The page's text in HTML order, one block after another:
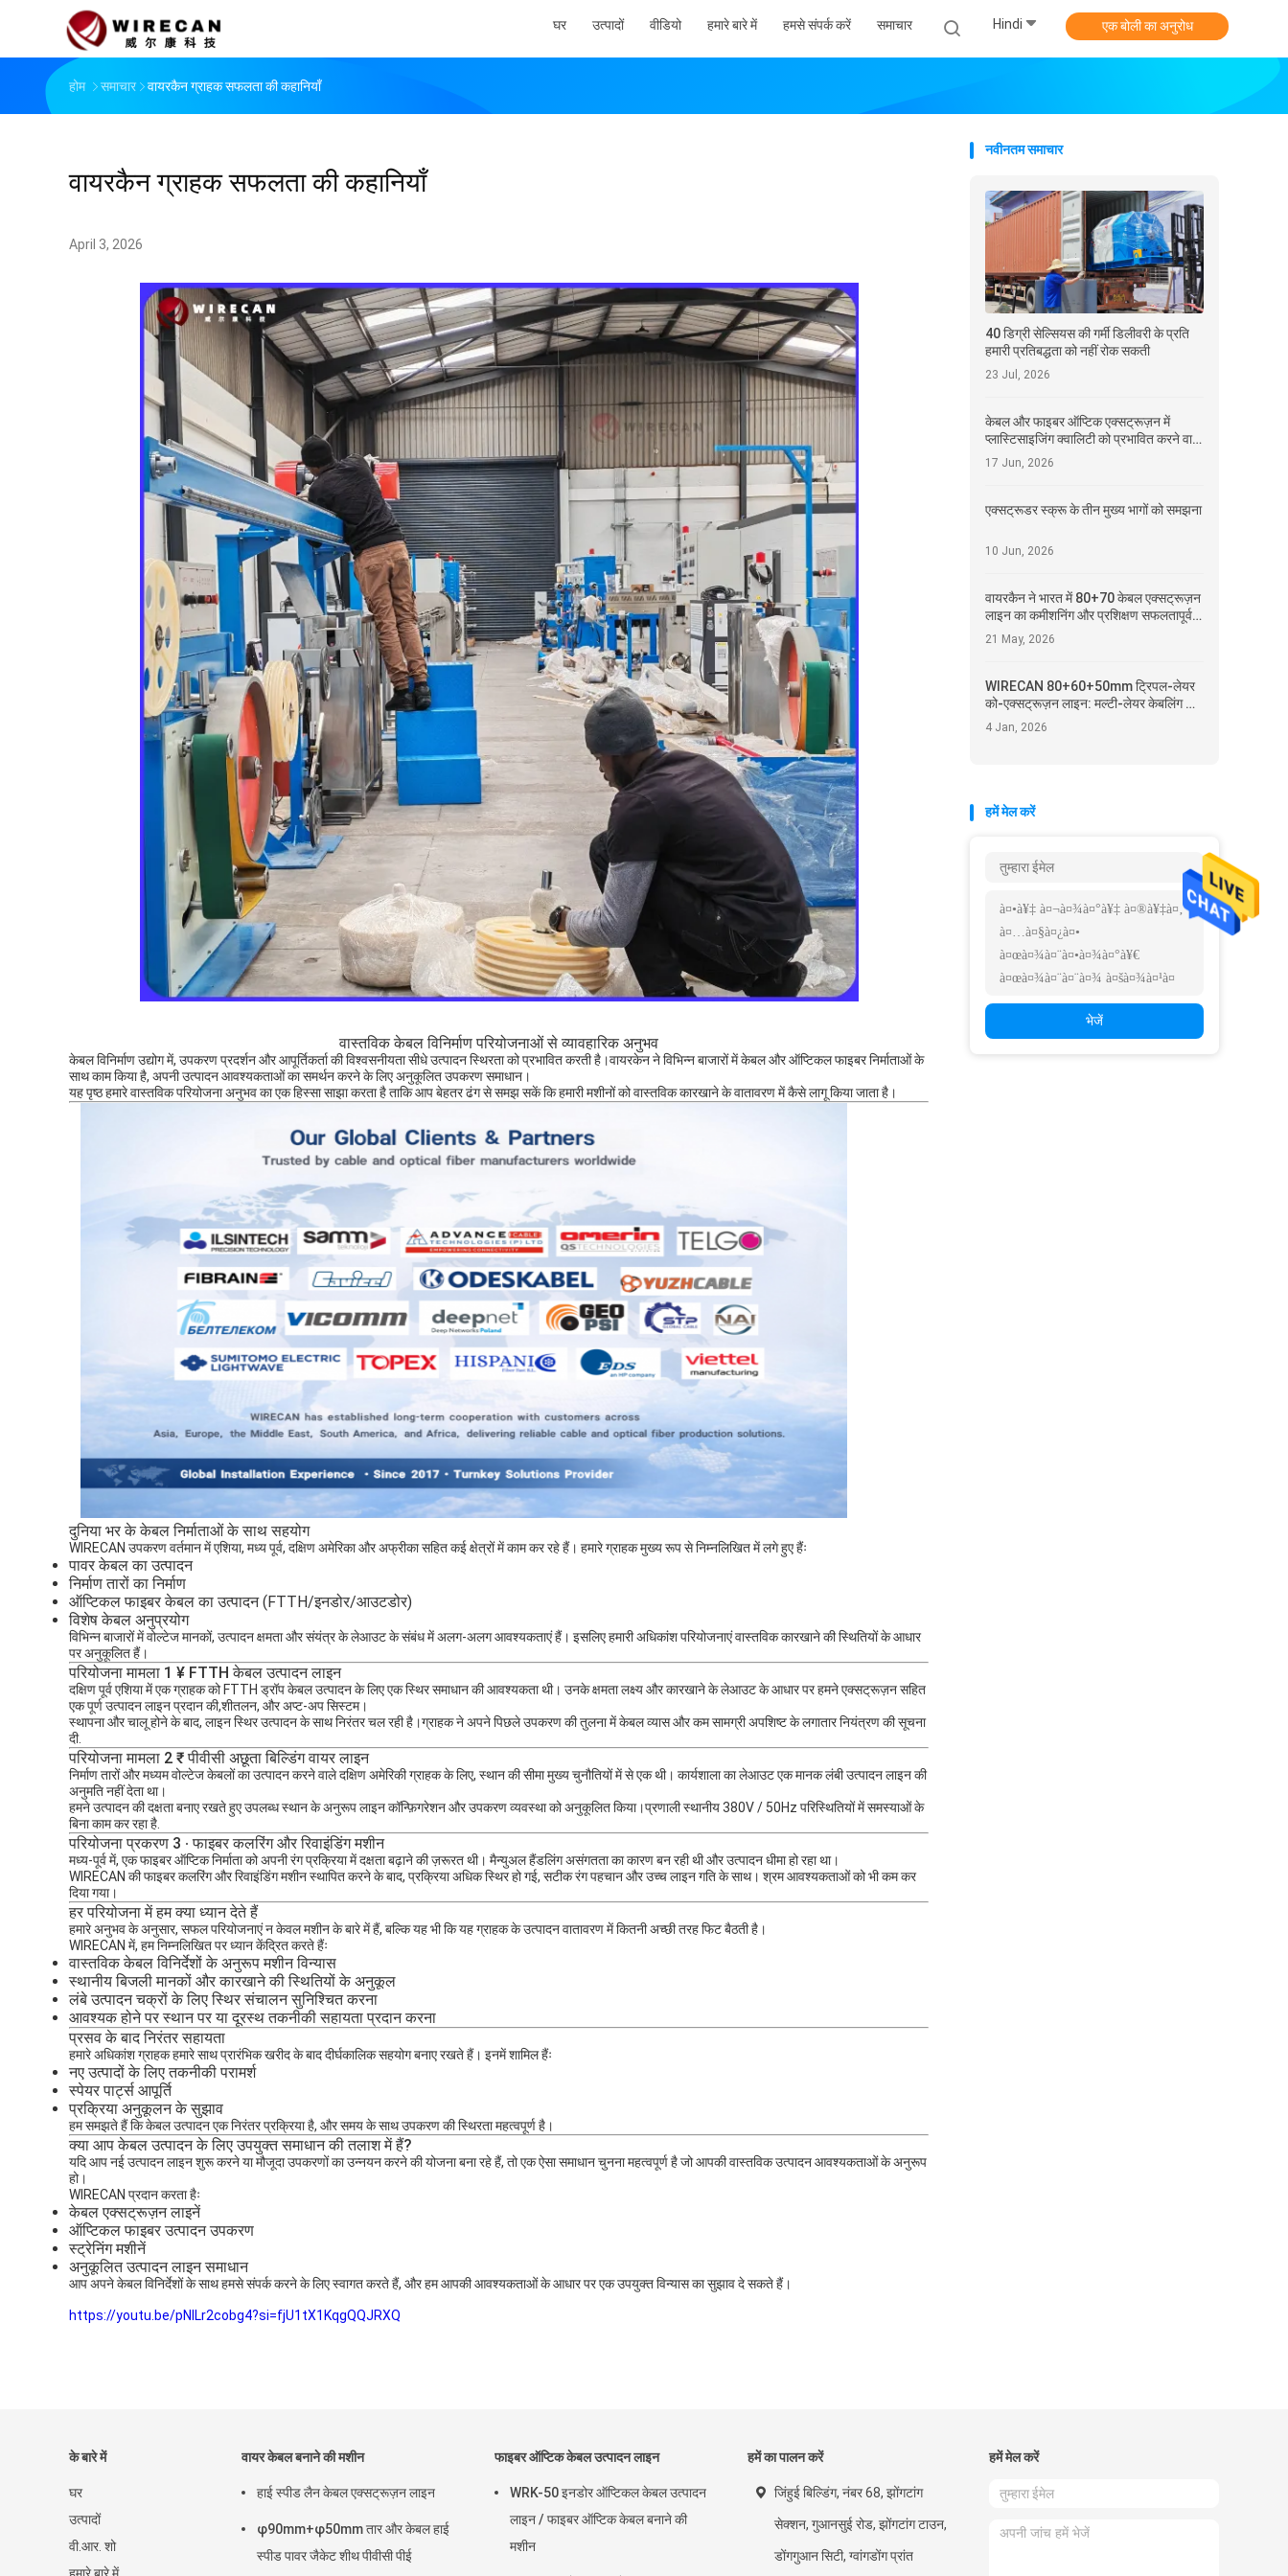
घर उत्पादों वीडियो हमारे बारे में हमसे संपर्क करें समाचार Hindi एक बोली का अनुरोध
होम समाचार वायरकैन ग्राहक सफलता की कहानियाँ
वायरकैन ग्राहक सफलता की कहानियाँ
April 3, 2026
वास्तविक केबल विनिर्माण परियोजनाओं से व्यावहारिक अनुभव
केबल विनिर्माण उद्योग में, उपकरण प्रदर्शन और आपूर्तिकर्ता की विश्वसनीयता सीधे उत्पादन स्थिरता को प्रभावित करती है।वायरकेन ने विभिन्न बाजारों में केबल और ऑप्टिकल फाइबर निर्माताओं के
साथ काम किया है, अपनी उत्पादन आवश्यकताओं का समर्थन करने के लिए अनुकूलित उपकरण समाधान।
यह पृष्ठ हमारे वास्तविक परियोजना अनुभव का एक हिस्सा साझा करता है ताकि आप बेहतर ढंग से समझ सकें कि हमारी मशीनों को वास्तविक कारखाने के वातावरण में कैसे लागू किया जाता है।
दुनिया भर के केबल निर्माताओं के साथ सहयोग
WIRECAN उपकरण वर्तमान में एशिया, मध्य पूर्व, दक्षिण अमेरिका और अफ्रीका सहित कई क्षेत्रों में काम कर रहे हैं। हमारे ग्राहक मुख्य रूप से निम्नलिखित में लगे हुए हैंः
पावर केबल का उत्पादन
निर्माण तारों का निर्माण
ऑप्टिकल फाइबर केबल का उत्पादन (FTTH/इनडोर/आउटडोर)
विशेष केबल अनुप्रयोग
विभिन्न बाजारों में वोल्टेज मानकों, उत्पादन क्षमता और संयंत्र के लेआउट के संबंध में अलग-अलग आवश्यकताएं हैं। इसलिए हमारी अधिकांश परियोजनाएं वास्तविक कारखाने की स्थितियों के आधार
पर अनुकूलित हैं।
परियोजना मामला 1 ¥ FTTH केबल उत्पादन लाइन
दक्षिण पूर्व एशिया में एक ग्राहक को FTTH ड्रॉप केबल उत्पादन के लिए एक स्थिर समाधान की आवश्यकता थी। उनके क्षमता लक्ष्य और कारखाने के लेआउट के आधार पर हमने एक्सट्रूज़न सहित
एक पूर्ण उत्पादन लाइन प्रदान की,शीतलन, और अप्ट-अप सिस्टम।
स्थापना और चालू होने के बाद, लाइन स्थिर उत्पादन के साथ निरंतर चल रही है।ग्राहक ने अपने पिछले उपकरण की तुलना में केबल व्यास और कम सामग्री अपशिष्ट के लगातार नियंत्रण की सूचना
दी.
परियोजना मामला 2 ₹ पीवीसी अछूता बिल्डिंग वायर लाइन
निर्माण तारों और मध्यम वोल्टेज केबलों का उत्पादन करने वाले दक्षिण अमेरिकी ग्राहक के लिए, स्थान की सीमा मुख्य चुनौतियों में से एक थी। कार्यशाला का लेआउट एक मानक लंबी उत्पादन लाइन की
अनुमति नहीं देता था।
हमने उत्पादन की दक्षता बनाए रखते हुए उपलब्ध स्थान के अनुरूप लाइन कॉन्फ़िगरेशन और उपकरण व्यवस्था को अनुकूलित किया।प्रणाली स्थानीय 380V / 50Hz परिस्थितियों में समस्याओं के
बिना काम कर रहा है.
परियोजना प्रकरण 3 ∙ फाइबर कलरिंग और रिवाइंडिंग मशीन
मध्य-पूर्व में, एक फाइबर ऑप्टिक निर्माता को अपनी रंग प्रक्रिया में दक्षता बढ़ाने की ज़रूरत थी। मैन्युअल हैंडलिंग असंगतता का कारण बन रही थी और उत्पादन धीमा हो रहा था।
WIRECAN की फाइबर कलरिंग और रिवाइंडिंग मशीन स्थापित करने के बाद, प्रक्रिया अधिक स्थिर हो गई, सटीक रंग पहचान और उच्च लाइन गति के साथ। श्रम आवश्यकताओं को भी कम कर
दिया गया।
हर परियोजना में हम क्या ध्यान देते हैं
हमारे अनुभव के अनुसार, सफल परियोजनाएं न केवल मशीन के बारे में हैं, बल्कि यह भी कि यह ग्राहक के उत्पादन वातावरण में कितनी अच्छी तरह फिट बैठती है।
WIRECAN में, हम निम्नलिखित पर ध्यान केंद्रित करते हैंः
वास्तविक केबल विनिर्देशों के अनुरूप मशीन विन्यास
स्थानीय बिजली मानकों और कारखाने की स्थितियों के अनुकूल
लंबे उत्पादन चक्रों के लिए स्थिर संचालन सुनिश्चित करना
आवश्यक होने पर स्थान पर या दूरस्थ तकनीकी सहायता प्रदान करना
प्रसव के बाद निरंतर सहायता
हमारे अधिकांश ग्राहक हमारे साथ प्रारंभिक खरीद के बाद दीर्घकालिक सहयोग बनाए रखते हैं। इनमें शामिल हैंः
नए उत्पादों के लिए तकनीकी परामर्श
स्पेयर पार्ट्स आपूर्ति
प्रक्रिया अनुकूलन के सुझाव
हम समझते हैं कि केबल उत्पादन एक निरंतर प्रक्रिया है, और समय के साथ उपकरण की स्थिरता महत्वपूर्ण है।
क्या आप केबल उत्पादन के लिए उपयुक्त समाधान की तलाश में हैं?
यदि आप नई उत्पादन लाइन शुरू करने या मौजूदा उपकरणों का उन्नयन करने की योजना बना रहे हैं, तो एक ऐसा समाधान चुनना महत्वपूर्ण है जो आपकी वास्तविक उत्पादन आवश्यकताओं के अनुरूप
हो।
WIRECAN प्रदान करता हैः
केबल एक्सट्रूज़न लाइनें
ऑप्टिकल फाइबर उत्पादन उपकरण
स्ट्रेनिंग मशीनें
अनुकूलित उत्पादन लाइन समाधान
आप अपने केबल विनिर्देशों के साथ हमसे संपर्क करने के लिए स्वागत करते हैं, और हम आपकी आवश्यकताओं के आधार पर एक उपयुक्त विन्यास का सुझाव दे सकते हैं।
https://youtu.be/pNlLr2cobg4?si=fjU1tX1KqgQQJRXQ
नवीनतम समाचार
40 डिग्री सेल्सियस की गर्मी डिलीवरी के प्रति
हमारी प्रतिबद्धता को नहीं रोक सकती
23 Jul, 2026
केबल और फाइबर ऑप्टिक एक्सट्रूज़न में
प्लास्टिसाइजिंग क्वालिटी को प्रभावित करने वाले
प्रमुख कारक
17 Jun, 2026
एक्सट्रूडर स्क्रू के तीन मुख्य भागों को समझना
10 Jun, 2026
वायरकैन ने भारत में 80+70 केबल एक्सट्रूज़न
लाइन का कमीशनिंग और प्रशिक्षण सफलतापूर्वक
पूरा किया
21 May, 2026
WIRECAN 80+60+50mm ट्रिपल-लेयर
को-एक्सट्रूज़न लाइन: मल्टी-लेयर केबलिंग के
भविष्य का इंजीनियरिंग
4 Jan, 2026
हमें मेल करें
भेजें
के बारे में
घर
उत्पादों
वी.आर. शो
वायर केबल बनाने की मशीन
हाई स्पीड लैन केबल एक्सट्रूज़न लाइन
φ90mm+φ50mm तार और केबल हाई
स्पीड पावर जैकेट शीथ पीवीसी पीई
फाइबर ऑप्टिक केबल उत्पादन लाइन
WRK-50 इनडोर ऑप्टिकल केबल उत्पादन
लाइन / फाइबर ऑप्टिक केबल बनाने की
मशीन
हमें का पालन करें
जिंहुई बिल्डिंग, नंबर 68, झोंगटांग
सेक्शन, गुआनसुई रोड, झोंगटांग टाउन,
डोंगगुआन सिटी, ग्वांगडोंग प्रांत
हमें मेल करें